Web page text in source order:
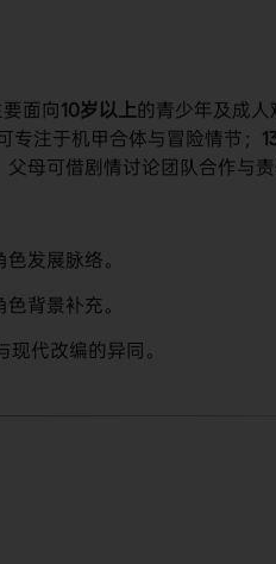
面向​​10岁以上​的青少年及成
专注于机甲合体与冒险情节；​
母可借剧情讨论团队合作与责
发展脉络。
背景补充。
代改编的异同。